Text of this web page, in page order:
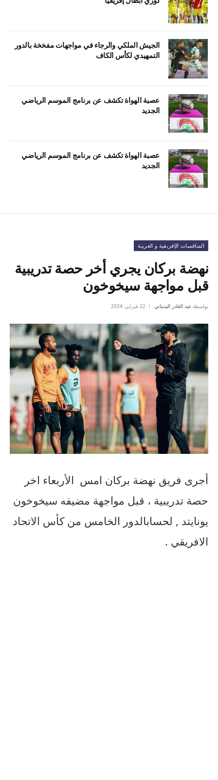
الجيش الملكي والرجاء في مواجهات مفخخة بالدور
التمهيدي لكأس الكاف
عصبة الهواة تكشف عن برنامج الموسم الرياضي
الجديد
عصبة الهواة تكشف عن برنامج الموسم الرياضي
الجديد
المنافسات الإفريقية و العربية
نهضة بركان يجري أخر حصة تدريبية
قبل مواجهة سيخوخون
بواسطة عبد القادر اليدماني 22 فبراير، 2024
أجرى فريق نهضة بركان امس الأربعاء اخر
حصة تدريبية ، قبل مواجهة مضيفه سيخوخون
يونايتد , لحسابالدور الخامس من كأس الاتحاد
الافريقي .